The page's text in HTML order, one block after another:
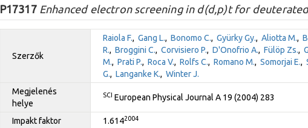
P17317Enhanced electron screening in d(d,p)t for
Szerzők
Raiola F., Gang L., Bonomo C., Gyürky Gy., Aliotta M.,
R., Broggini C., Corvisiero P., D'Onofrio A., Fülöp Zs.,
M., Prati P., Roca V., Rolfs C., Romano M., Somorjai E.,
G., Langanke K., Winter J.
Megjelenés
helye
SCI European Physical Journal A 19 (2004) 283
Impakt faktor 1.6142004